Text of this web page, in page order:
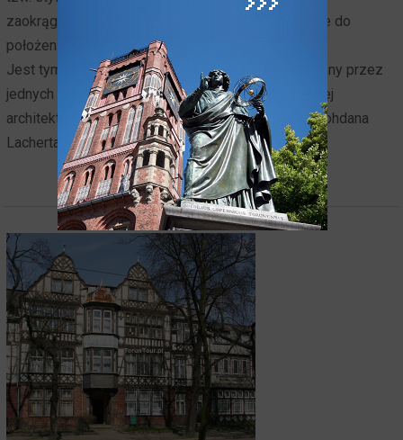
zaokrąglony narożnik, który jednocześnie nawiązuje do
położenia budynku u zbiegu dwóch ulic.
Jest tym godniejszy uwagi, że został zaprojektowany przez
jednych z najwybitniejszych przedstawicieli polskiej
architektury modernistycznej - Józefa Szanajcy i Bohdana
Lacherta.